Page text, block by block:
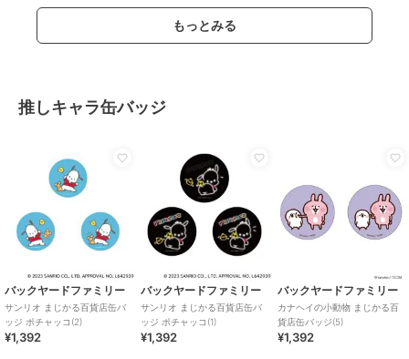
もっとみる
推しキャラ缶バッジ
バックヤードファミリー
サンリオ まじかる百貨店缶バ
ッジ ポチャッコ(2)
¥1,392
バックヤードファミリー
サンリオ まじかる百貨店缶バ
ッジ ポチャッコ(1)
¥1,392
バックヤードファミリー
カナヘイの小動物 まじかる百
貨店缶バッジ(5)
¥1,392